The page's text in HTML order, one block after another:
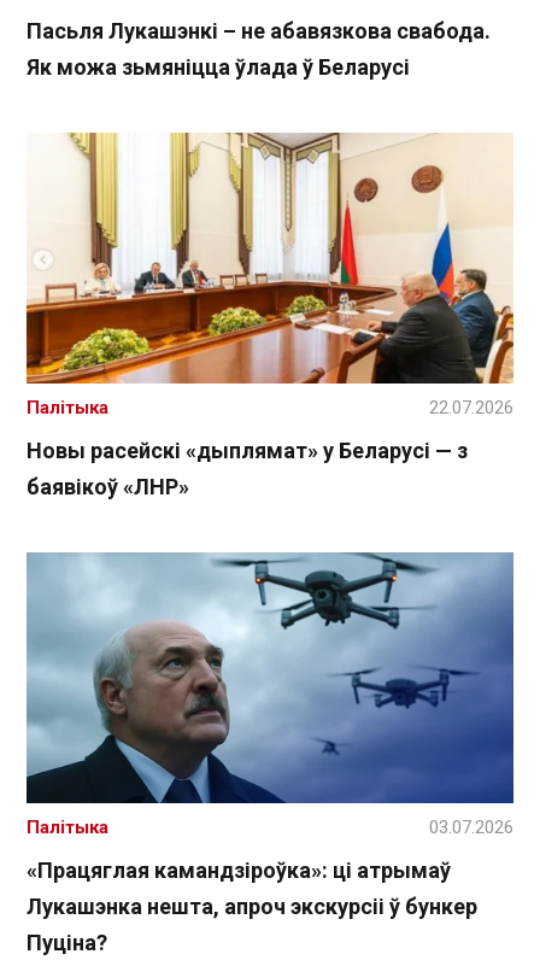
Пасьля Лукашэнкі – не абавязкова свабода.
Як можа зьмяніцца ўлада ў Беларусі
Новы расейскі «дыплямат» у Беларусі — з
баявікоў «ЛНР»
Палітыка 22.07.2026
«Працяглая камандзіроўка»: ці атрымаў
Лукашэнка нешта, апроч экскурсіі ў бункер
Пуціна?
Палітыка 03.07.2026